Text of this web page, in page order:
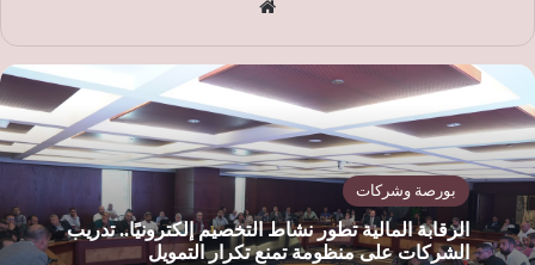
الوي
ب
بورصة وشركات
الرقابة المالية تطور نشاط التخصيم إلكترونيًا.. تدريب
الشركات على منظومة تمنع تكرار التمويل